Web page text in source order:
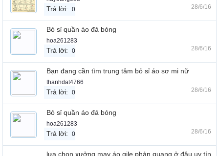
Trả lời: 0 28/6/16
Bỏ sỉ quần áo đá bóng
hoa261283
Trả lời: 0 28/6/16
Bạn đang cần tìm trung tâm bỏ sỉ áo sơ mi nữ
thanhdat4766
Trả lời: 0 28/6/16
Bỏ sỉ quần áo đá bóng
hoa261283
Trả lời: 0 28/6/16
lựa chọn xưởng may áo gile phản quang ở đâu uy tín